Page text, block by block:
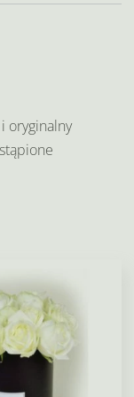
oryginalny